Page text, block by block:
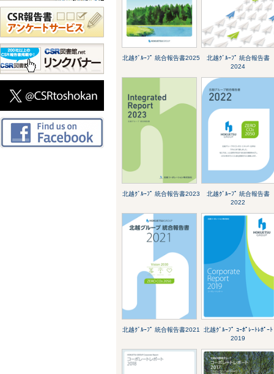
北越ｸﾞﾙｰﾌﾟ 統合報告書2025
北越ｸﾞﾙｰﾌﾟ 統合報告書
2024
北越ｸﾞﾙｰﾌﾟ 統合報告書2023
北越ｸﾞﾙｰﾌﾟ 統合報告書
2022
北越ｸﾞﾙｰﾌﾟ 統合報告書2021
北越ｸﾞﾙｰﾌﾟ ｺｰﾎﾟﾚｰﾄﾚﾎﾟｰﾄ
2019